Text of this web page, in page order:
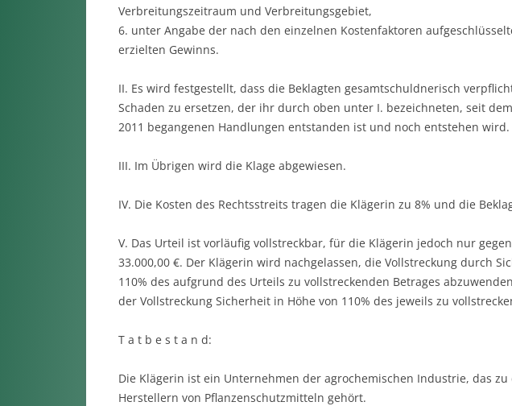
Verbreitungszeitraum und Verbreitungsgebiet,
6. unter Angabe der nach den einzelnen Kostenfaktoren
erzielten Gewinns.
II. Es wird festgestellt, dass die Beklagten gesamtschuldnerisch
Schaden zu ersetzen, der ihr durch oben unter I. bezeichneten, seit
2011 begangenen Handlungen entstanden ist und noch entstehen wird.
III. Im Übrigen wird die Klage abgewiesen.
IV. Die Kosten des Rechtsstreits tragen die Klägerin zu 8% und die
V. Das Urteil ist vorläufig vollstreckbar, für die Klägerin jedoch nur
33.000,00 €. Der Klägerin wird nachgelassen, die Vollstreckung durch
110% des aufgrund des Urteils zu vollstreckenden Betrages
der Vollstreckung Sicherheit in Höhe von 110% des jeweils zu
T a t b e s t a n d:
Die Klägerin ist ein Unternehmen der agrochemischen Industrie, das
Herstellern von Pflanzenschutzmitteln gehört.